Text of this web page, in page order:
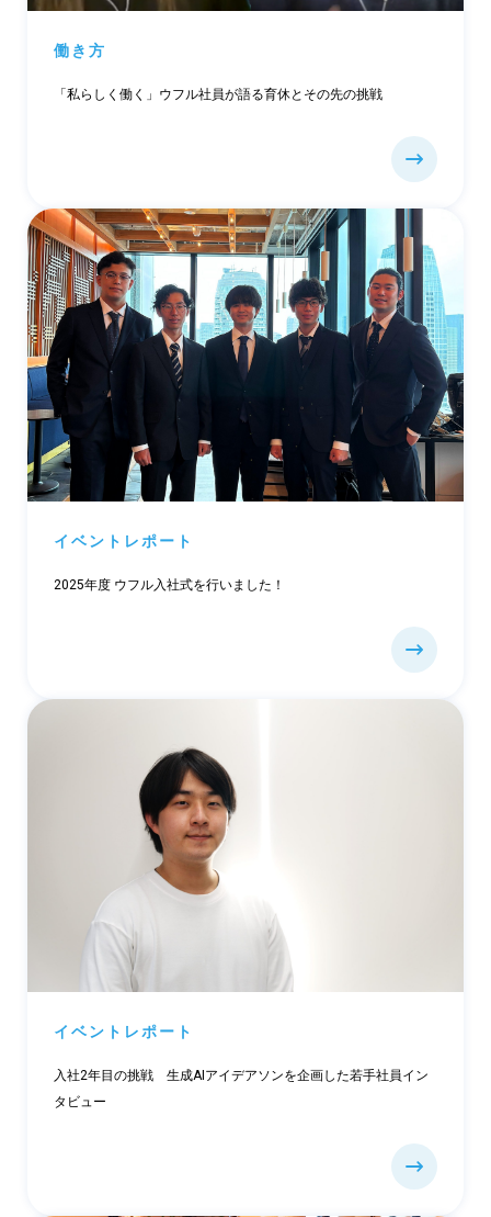
働き方
「私らしく働く」ウフル社員が語る育休とその先の挑戦
イベントレポート
2025年度 ウフル入社式を行いました！
イベントレポート
入社2年目の挑戦 生成AIアイデアソンを企画した若手社員イン
タビュー